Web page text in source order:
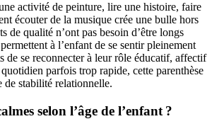
activité de peinture, lire une histoire, faire
écouter de la musique crée une bulle hors
de qualité n’ont pas besoin d’être longs
à l’enfant de se sentir pleinement
de se reconnecter à leur rôle éducatif, affectif
parfois trop rapide, cette parenthèse
de stabilité relationnelle.
selon l’âge de l’enfant ?